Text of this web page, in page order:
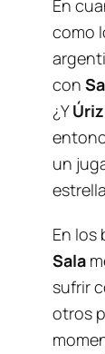
En
como
con
¿YÚriz
un
En los
Sala
sufrir
otros